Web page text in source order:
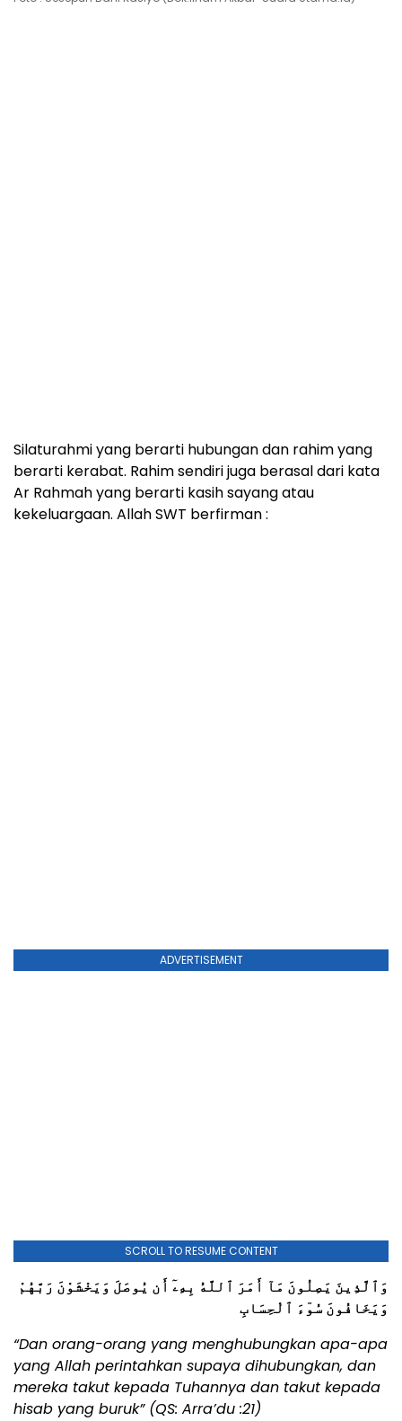
Silaturahmi yang berarti hubungan dan rahim yang
berarti kerabat. Rahim sendiri juga berasal dari kata
Ar Rahmah yang berarti kasih sayang atau
kekeluargaan. Allah SWT berfirman :
ADVERTISEMENT
SCROLL TO RESUME CONTENT
وَٱلَّذِينَ يَصِلُونَ مَآ أَمَرَ ٱللَّهُ بِهِۦٓ أَن يُوصَلَ وَيَخْشَوْنَ رَبَّهُمْ
وَيَخَافُونَ سُوٓءَ ٱلْحِسَابِ
“Dan orang-orang yang menghubungkan apa-apa
yang Allah perintahkan supaya dihubungkan, dan
mereka takut kepada Tuhannya dan takut kepada
hisab yang buruk” (QS: Arra’du :21)